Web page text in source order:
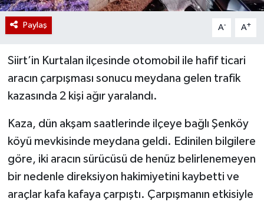
Paylaş A- A+
Siirt’in Kurtalan ilçesinde otomobil ile hafif ticari
aracın çarpışması sonucu meydana gelen trafik
kazasında 2 kişi ağır yaralandı.
Kaza, dün akşam saatlerinde ilçeye bağlı Şenköy
köyü mevkisinde meydana geldi. Edinilen bilgilere
göre, iki aracın sürücüsü de henüz belirlenemeyen
bir nedenle direksiyon hakimiyetini kaybetti ve
araçlar kafa kafaya çarpıştı. Çarpışmanın etkisiyle